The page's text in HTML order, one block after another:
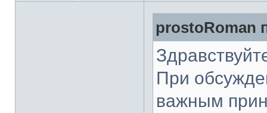
prostoRoman
При
важным